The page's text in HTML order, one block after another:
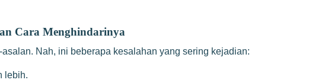
Cara Menghindarinya
Nah, ini beberapa kesalahan yang sering kejadian:
lebih.